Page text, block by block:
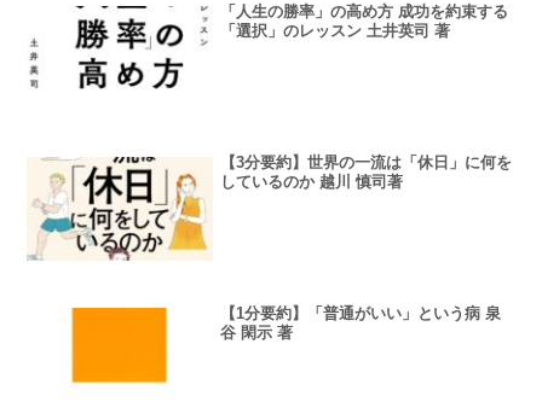
「人生の勝率」の高め方 成功を約束する
「選択」のレッスン 土井英司 著
【3分要約】世界の一流は「休日」に何を
しているのか 越川 慎司著
【1分要約】「普通がいい」という病 泉
谷 閑示 著